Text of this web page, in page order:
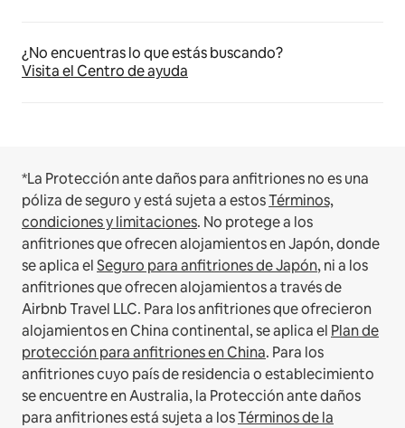
¿No encuentras lo que estás buscando?
Visita el Centro de ayuda
*La Protección ante daños para anfitriones no es una
póliza de seguro y está sujeta a estosTérminos,
condiciones y limitaciones. No protege a los
anfitriones que ofrecen alojamientos en Japón, donde
se aplica elSeguro para anfitriones de Japón, ni a los
anfitriones que ofrecen alojamientos a través de
Airbnb Travel LLC. Para los anfitriones que ofrecieron
alojamientos en China continental, se aplica el Plan de
protección para anfitriones en China. Para los
anfitriones cuyo país de residencia o establecimiento
se encuentre en Australia, la Protección ante daños
para anfitriones está sujeta a losTérminos de la